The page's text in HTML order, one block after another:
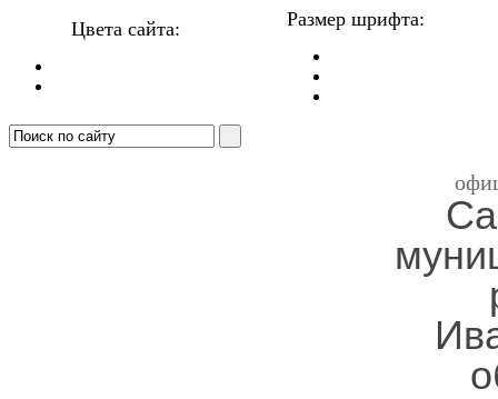
Цвета сайта: Размер шрифта: